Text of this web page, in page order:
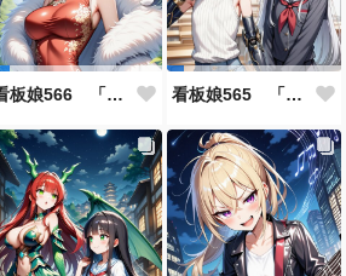
看板娘566 「ナンシー・ツァオのよもやま話」 看板娘565 「銀一族」